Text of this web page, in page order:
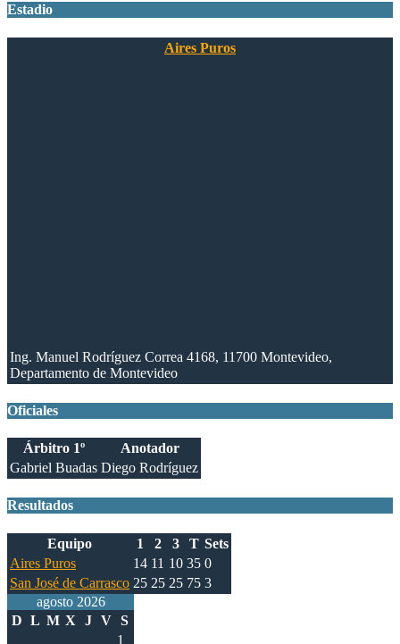
Estadio
Aires Puros
Ing. Manuel Rodríguez Correa 4168, 11700 Montevideo,
Departamento de Montevideo
Oficiales
Árbitro 1º
Anotador
Gabriel Buadas Diego Rodríguez
Resultados
Equipo 1 2 3 T Sets
Aires Puros
14 11 10 35 0
San José de Carrasco 25 25 25 75 3
agosto 2026
D L M X J V S
1